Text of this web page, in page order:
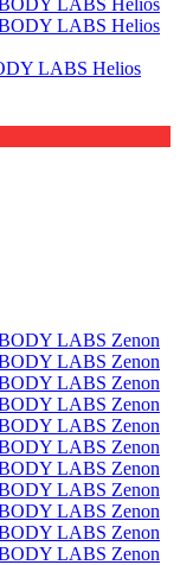
LABS Helios